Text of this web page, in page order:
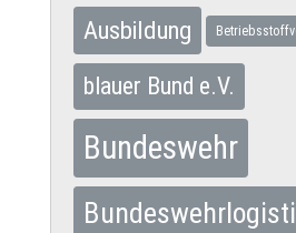
Ausbildung
blauer Bund e.V.
Bundeswehr